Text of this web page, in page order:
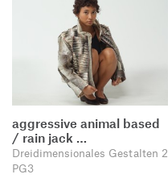
aggressive animal based
/ rain jack …
Dreidimensionales Gestalten 2
PG3